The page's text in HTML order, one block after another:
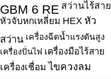
GBM 6 RE สว่านไร้สาย
หัวจับหกเหลี่ยม HEX หัว
สว่าน เครื่องฉีดน้ำแรงดันสูง
เครื่องปั่นไฟ เครื่องมือไร้สาย
เครื่องเชื่อม ไขควงลม